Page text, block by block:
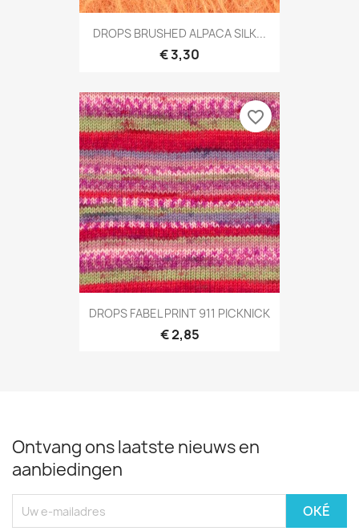
DROPS BRUSHED ALPACA SILK...
€ 3,30
DROPS FABEL PRINT 911 PICKNICK
€ 2,85
favorite_border
Ontvang ons laatste nieuws en
aanbiedingen